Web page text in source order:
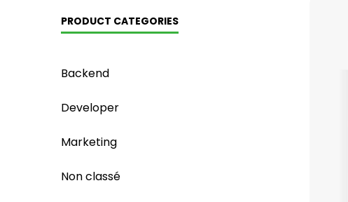
PRODUCT CATEGORIES
Backend
Developer
Marketing
Non classé